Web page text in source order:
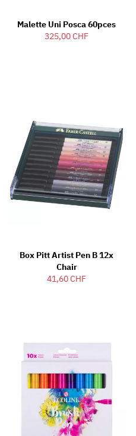
Malette Uni Posca 60pces
325,00 CHF
Box Pitt Artist Pen B 12x
Chair
41,60 CHF